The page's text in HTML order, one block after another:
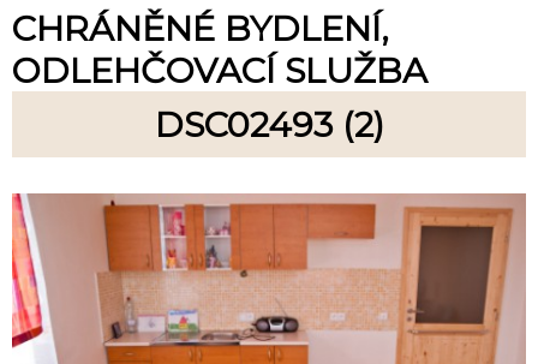
CHRÁNĚNÉ BYDLENÍ,
ODLEHČOVACÍ SLUŽBA
DSC02493 (2)